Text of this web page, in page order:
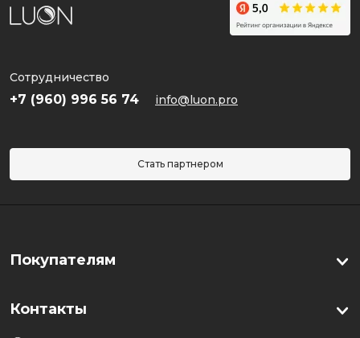
Сотрудничество
+7 (960) 996 56 74 info@luon.pro
Стать партнером
Покупателям
Контакты